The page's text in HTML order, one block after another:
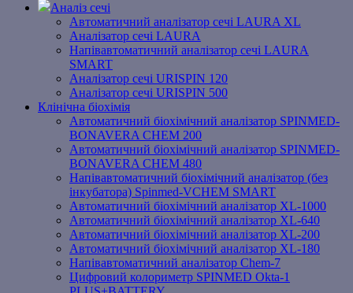
Аналіз сечі
Автоматичний аналізатор сечі LAURA XL
Аналізатор сечі LAURA
Напівавтоматичний аналізатор сечі LAURA
SMART
Аналізатор сечі URISPIN 120
Аналізатор сечі URISPIN 500
Клінічна біохімія
Автоматичний біохімічний аналізатор SPINMED-
BONAVERA CHEM 200
Автоматичний біохімічний аналізатор SPINMED-
BONAVERA CHEM 480
Напівавтоматичний біохімічний аналізатор (без
інкубатора) Spinmed-VCHEM SMART
Автоматичний біохімічний аналізатор XL-1000
Автоматичний біохімічний аналізатор XL-640
Автоматичний біохімічний аналізатор XL-200
Автоматичний біохімічний аналізатор XL-180
Напівавтоматичний аналізатор Chem-7
Цифровий колориметр SPINMED Okta-1